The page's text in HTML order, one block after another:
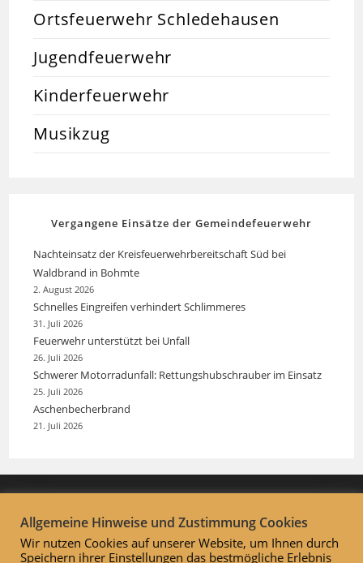
Ortsfeuerwehr Schledehausen
Jugendfeuerwehr
Kinderfeuerwehr
Musikzug
Vergangene Einsätze der Gemeindefeuerwehr
Nachteinsatz der Kreisfeuerwehrbereitschaft Süd bei
Waldbrand in Bohmte
2. August 2026
Schnelles Eingreifen verhindert Schlimmeres
31. Juli 2026
Feuerwehr unterstützt bei Unfall
26. Juli 2026
Schwerer Motorradunfall: Rettungshubschrauber im Einsatz
25. Juli 2026
Aschenbecherbrand
21. Juli 2026
Allgemeine Hinweise und Zustimmung Cookies
Wir nutzen Cookies auf unserer Website, um Ihnen durch
Speichern ihrer Einstellungen das bestmögliche Erlebnis